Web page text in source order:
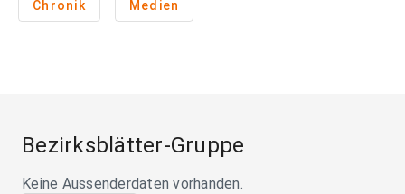
Chronik Medien
Bezirksblätter-Gruppe
Keine Aussenderdaten vorhanden.